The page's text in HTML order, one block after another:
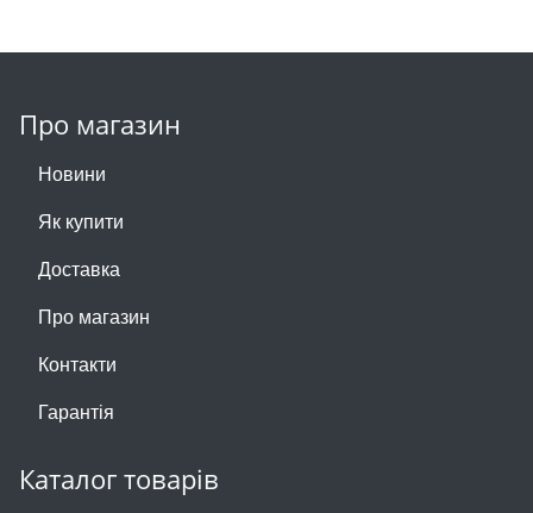
Про магазин
Новини
Як купити
Доставка
Про магазин
Контакти
Гарантія
Каталог товарів